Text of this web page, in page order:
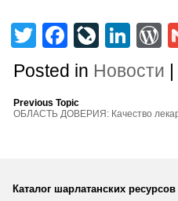
TwitterFacebook
Posted in Новости |
Previous Topic
ОБЛАСТЬ ДОВЕРИЯ: Качество
Каталог шарлатанских ресурсов